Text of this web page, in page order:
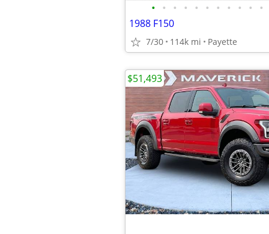
• • • • • • • • • • •
1988 F150
7/30 114k mi Payette
$51,493